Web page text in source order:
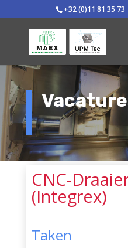
+32 (0)11 81 35 73
CNC-
(Integrex)
Taken